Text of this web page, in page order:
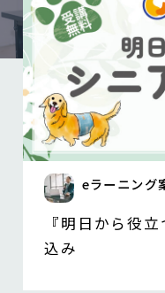
eラーニング
『明日から役
込み